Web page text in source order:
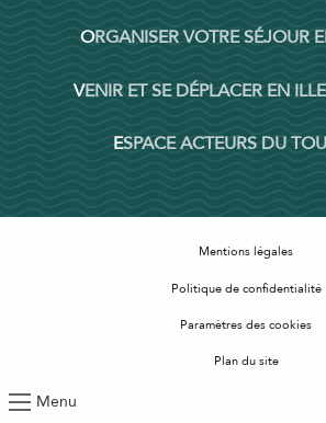
Menu
ORGANISER VOTRE SÉJOUR
VENIR ET SE DÉPLACER EN
ESPACE ACTEURS DU
Mentions légales
Politique de confidentialité
Paramètres des cookies
Plan du site